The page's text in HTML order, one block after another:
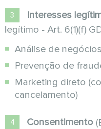
Interesses
legítimo - Art. 6(1)(f)
Análise de
Prevenção de
Marketing direto
cancelamento)
Consentimento